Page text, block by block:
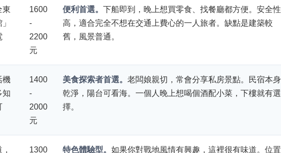
東
1600
-
2200
元
便利首選。 下船即到，晚上想買零食、找餐廳都方便。安全性
高，適合完全不想在交通上費心的一人旅者。缺點是建築較
舊，風景普通。
機
知
1400
-
2000
元
美食探索者首選。 老闆娘親切，常會分享私房景點。民宿本身
乾淨，陽台可看海。一個人晚上想喝個酒配小菜，下樓就有選
擇。
1300
特色體驗型。 如果你對戰地風情有興趣，這裡很有味道。位置